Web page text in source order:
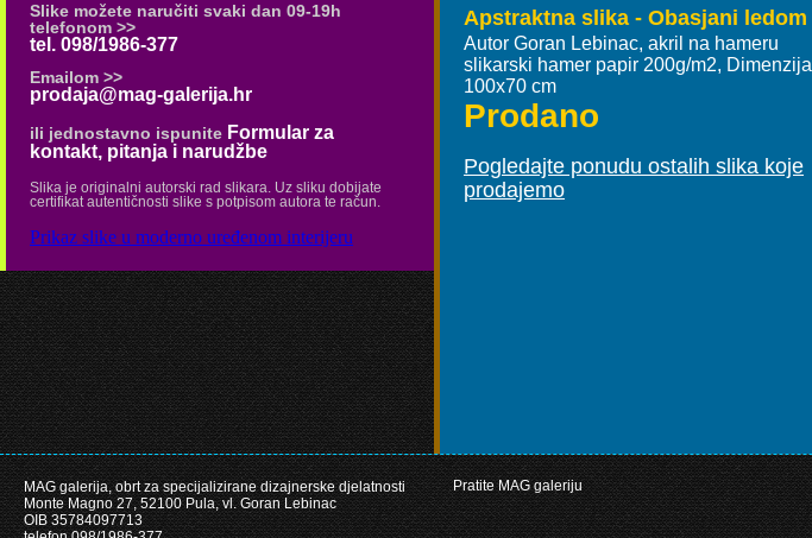
Slike možete naručiti svaki dan 09-19h
telefonom >>
tel. 098/1986-377
Emailom >>
prodaja@mag-galerija.hr
ili jednostavno ispunite Formular za
kontakt, pitanja i narudžbe
Slika je originalni autorski rad slikara. Uz sliku dobijate
certifikat autentičnosti slike s potpisom autora te račun.
Prikaz slike u moderno uređenom interijeru
Apstraktna slika - Obasjani ledom
Autor Goran Lebinac, akril na hameru
slikarski hamer papir 200g/m2, Dimenzija
100x70 cm
Prodano
Pogledajte ponudu ostalih slika koje
prodajemo
MAG galerija, obrt za specijalizirane dizajnerske djelatnosti
Monte Magno 27, 52100 Pula, vl. Goran Lebinac
OIB 35784097713
Pratite MAG galeriju